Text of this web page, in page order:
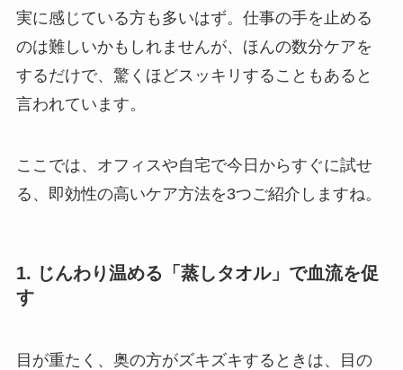
実に感じている方も多いはず。仕事の手を止める
のは難しいかもしれませんが、ほんの数分ケアを
するだけで、驚くほどスッキリすることもあると
言われています。
ここでは、オフィスや自宅で今日からすぐに試せ
る、即効性の高いケア方法を3つご紹介しますね。
1. じんわり温める「蒸しタオル」で血流を促
す
目が重たく、奥の方がズキズキするときは、目の